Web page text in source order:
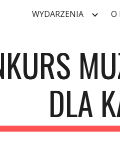
Skip to main content
WYDARZENIA O
DLA